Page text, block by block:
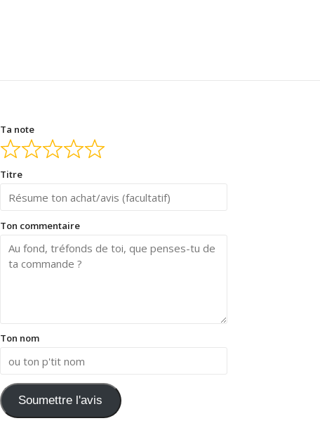
Ta note
Titre
Ton commentaire
Ton nom
Soumettre l'avis